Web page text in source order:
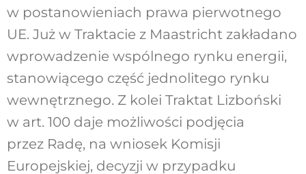
w postanowieniach prawa pierwotnego
UE. Już w Traktacie z Maastricht zakładano
wprowadzenie wspólnego rynku energii,
stanowiącego część jednolitego rynku
wewnętrznego. Z kolei Traktat Lizboński
w art. 100 daje możliwości podjęcia
przez Radę, na wniosek Komisji
Europejskiej, decyzji w przypadku